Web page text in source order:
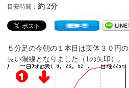
目安時間：約 2分
５分足の今朝の１本目は実体３０円の
長い陽線となりました（1の矢印）。